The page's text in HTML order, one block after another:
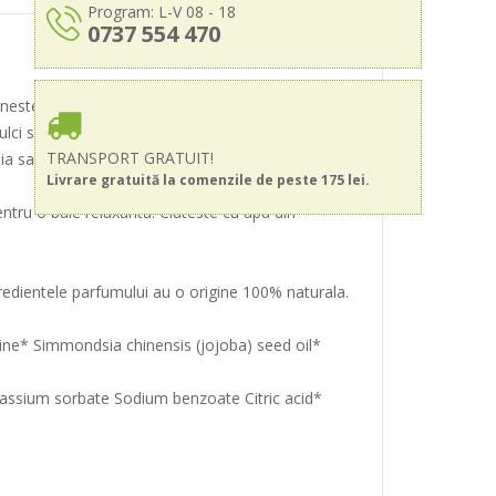
Program: L-V 08 - 18
0737 554 470
TRANSPORT GRATUIT!
Livrare gratuită la comenzile de peste 175 lei.
si repara pielea uscata sau terna si o
si Ylang-Ylang iti rasfata simturile.
te scufunzi intr-o cada plina cu spuma.
o baie relaxanta. Clateste cu apa din
parfumului au o origine 100% naturala.
Simmondsia chinensis (jojoba) seed oil*
sorbate Sodium benzoate Citric acid*